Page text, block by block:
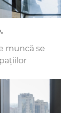
muncă se